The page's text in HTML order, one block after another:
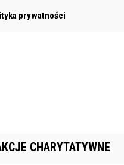
prywatności
CHARYTATYWNE